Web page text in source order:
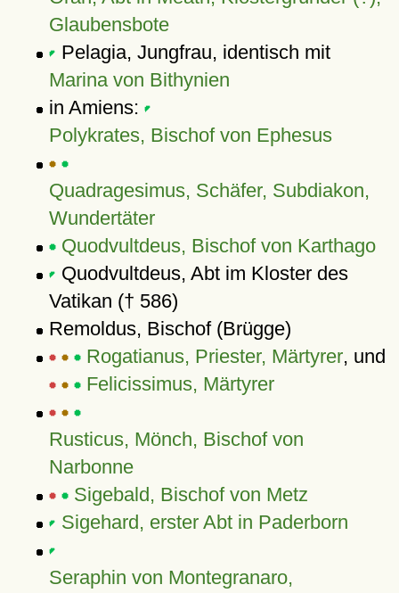
Glaubensbote
Pelagia, Jungfrau, identisch mit
Marina von Bithynien
in Amiens:
Polykrates, Bischof von Ephesus
Quadragesimus, Schäfer, Subdiakon,
Wundertäter
Quodvultdeus, Bischof von Karthago
Quodvultdeus, Abt im Kloster des
Vatikan († 586)
Remoldus, Bischof (Brügge)
Rogatianus, Priester, Märtyrer, und
Felicissimus, Märtyrer
Rusticus, Mönch, Bischof von
Narbonne
Sigebald, Bischof von Metz
Sigehard, erster Abt in Paderborn
Seraphin von Montegranaro,